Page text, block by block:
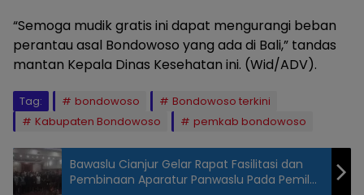
“Semoga mudik gratis ini dapat mengurangi beban
perantau asal Bondowoso yang ada di Bali,” tandas
mantan Kepala Dinas Kesehatan ini. (Wid/ADV).
Tag: bondowoso
Bondowoso terkini
Kabupaten Bondowoso
pemkab bondowoso
Bawaslu Cianjur Gelar Rapat Fasilitasi dan
Pembinaan Aparatur Panwaslu Pada Pemilu